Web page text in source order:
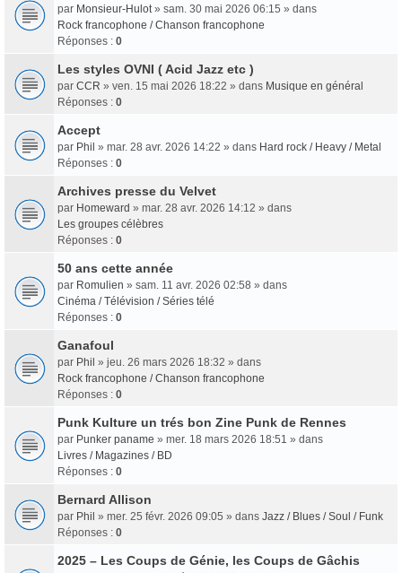
par Monsieur-Hulot » sam. 30 mai 2026 06:15 » dans
Rock francophone / Chanson francophone
Réponses : 0
Les styles OVNI ( Acid Jazz etc )
par CCR » ven. 15 mai 2026 18:22 » dans Musique en général
Réponses : 0
Accept
par Phil » mar. 28 avr. 2026 14:22 » dans Hard rock / Heavy / Metal
Réponses : 0
Archives presse du Velvet
par Homeward » mar. 28 avr. 2026 14:12 » dans
Les groupes célèbres
Réponses : 0
50 ans cette année
par Romulien » sam. 11 avr. 2026 02:58 » dans
Cinéma / Télévision / Séries télé
Réponses : 0
Ganafoul
par Phil » jeu. 26 mars 2026 18:32 » dans
Rock francophone / Chanson francophone
Réponses : 0
Punk Kulture un trés bon Zine Punk de Rennes
par Punker paname » mer. 18 mars 2026 18:51 » dans
Livres / Magazines / BD
Réponses : 0
Bernard Allison
par Phil » mer. 25 févr. 2026 09:05 » dans Jazz / Blues / Soul / Funk
Réponses : 0
2025 – Les Coups de Génie, les Coups de Gâchis